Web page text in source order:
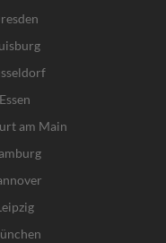
am Main